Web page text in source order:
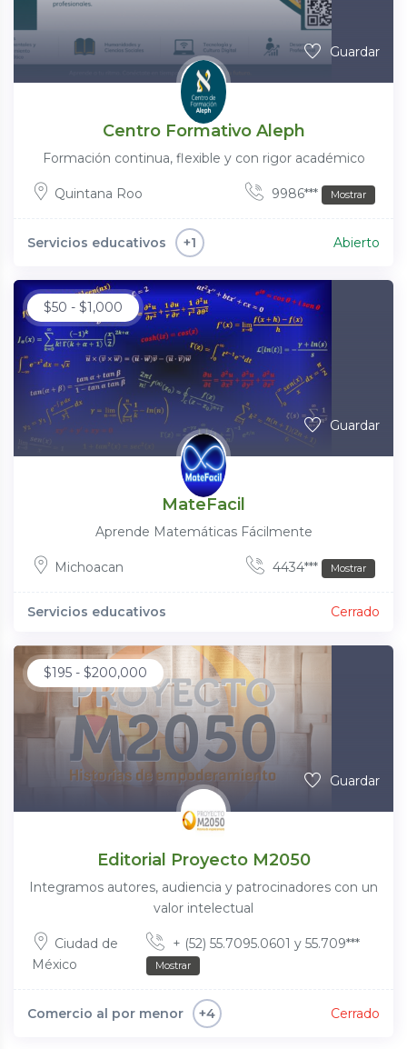
Guardar
Centro Formativo Aleph
Formación continua, flexible y con rigor académico
Quintana Roo 9986*** Mostrar
Servicios educativos +1 Abierto
$50 - $1,000
Guardar
MateFacil
Aprende Matemáticas Fácilmente
Michoacan 4434*** Mostrar
Servicios educativos Cerrado
$195 - $200,000
Guardar
Editorial Proyecto M2050
Integramos autores, audiencia y patrocinadores con un
valor intelectual
Ciudad de
México
+ (52) 55.7095.0601 y 55.709***
Mostrar
Comercio al por menor +4 Cerrado